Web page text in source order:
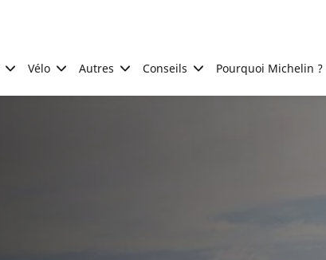
Vélo Autres Conseils Pourquoi Michelin ?